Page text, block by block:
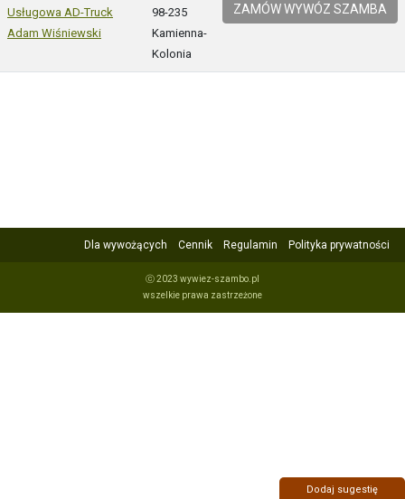
Usługowa AD-Truck
Adam Wiśniewski
98-235
Kamienna-
Kolonia
ZAMÓW WYWÓZ SZAMBA
Dla wywożących Cennik Regulamin Polityka prywatności
ⓒ 2023 wywiez-szambo.pl
wszelkie prawa zastrzeżone
Dodaj sugestię